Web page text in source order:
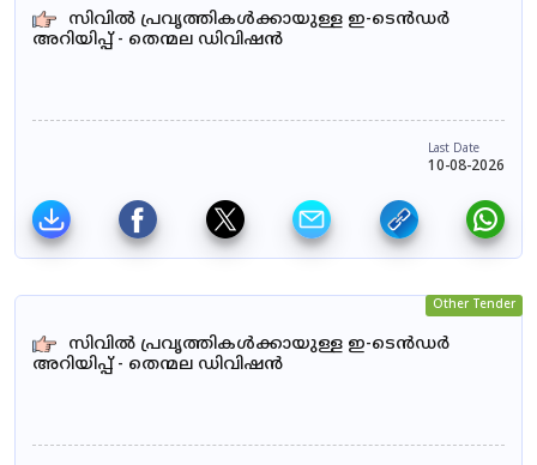
സിവിൽ പ്രവൃത്തികൾക്കായുള്ള ഇ-ടെൻഡർ
അറിയിപ്പ് - തെന്മല ഡിവിഷൻ
Last Date
10-08-2026
Other Tender
സിവിൽ പ്രവൃത്തികൾക്കായുള്ള ഇ-ടെൻഡർ
അറിയിപ്പ് - തെന്മല ഡിവിഷൻ